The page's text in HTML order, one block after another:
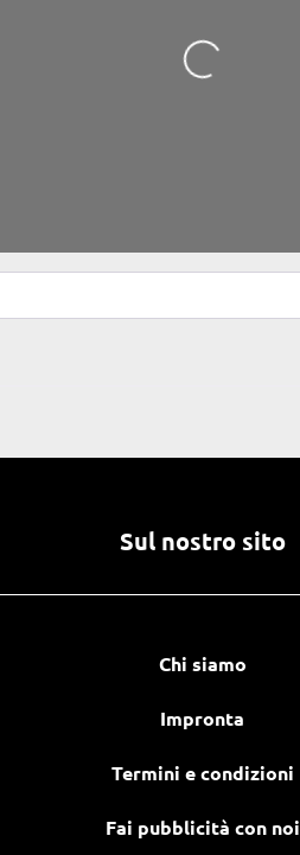
Sul nostro sito
Chi siamo
Impronta
Termini e condizioni
Fai pubblicità con noi